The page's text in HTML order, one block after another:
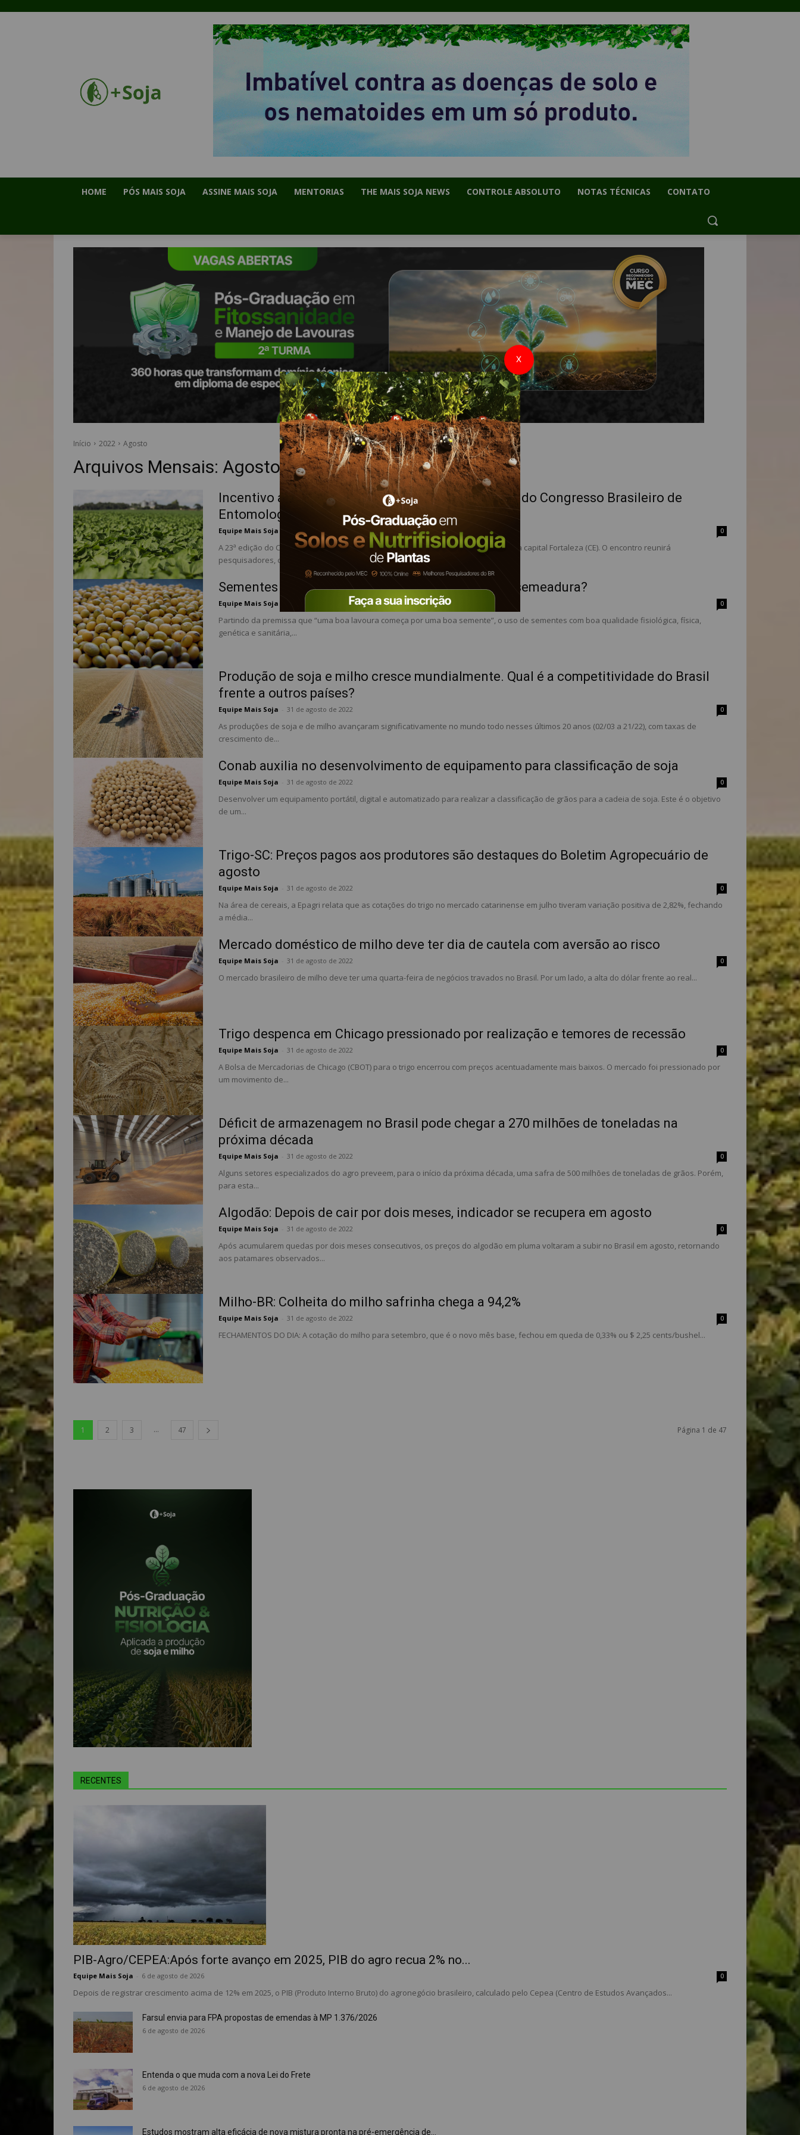
HOME PÓS MAIS SOJA ASSINE MAIS SOJA MENTORIAS THE MAIS SOJA NEWS CONTROLE ABSOLUTO NOTAS TÉCNICAS CONTATO
Início 2022 Agosto
Arquivos Mensais: Agosto, 2022
Incentivo ao Manejo Integrado de Pragas na pauta do Congresso Brasileiro de
Entomologia 2022
Equipe Mais Soja 31 de agosto de 2022 0
A 23ª edição do Congresso Brasileiro de Entomologia vai até o dia 2 de setembro, na capital Fortaleza (CE). O encontro reunirá
pesquisadores, companhias...
Sementes esverdeadas podem ser utilizadas para semeadura?
Equipe Mais Soja 31 de agosto de 2022 0
Partindo da premissa que “uma boa lavoura começa por uma boa semente”, o uso de sementes com boa qualidade fisiológica, física,
genética e sanitária,...
Produção de soja e milho cresce mundialmente. Qual é a competitividade do Brasil
frente a outros países?
Equipe Mais Soja 31 de agosto de 2022 0
As produções de soja e de milho avançaram significativamente no mundo todo nesses últimos 20 anos (02/03 a 21/22), com taxas de
crescimento de...
Conab auxilia no desenvolvimento de equipamento para classificação de soja
Equipe Mais Soja 31 de agosto de 2022 0
Desenvolver um equipamento portátil, digital e automatizado para realizar a classificação de grãos para a cadeia de soja. Este é o objetivo
de um...
Trigo-SC: Preços pagos aos produtores são destaques do Boletim Agropecuário de
agosto
Equipe Mais Soja 31 de agosto de 2022 0
Na área de cereais, a Epagri relata que as cotações do trigo no mercado catarinense em julho tiveram variação positiva de 2,82%, fechando
a média...
Mercado doméstico de milho deve ter dia de cautela com aversão ao risco
Equipe Mais Soja 31 de agosto de 2022 0
O mercado brasileiro de milho deve ter uma quarta-feira de negócios travados no Brasil. Por um lado, a alta do dólar frente ao real...
Trigo despenca em Chicago pressionado por realização e temores de recessão
Equipe Mais Soja 31 de agosto de 2022 0
A Bolsa de Mercadorias de Chicago (CBOT) para o trigo encerrou com preços acentuadamente mais baixos. O mercado foi pressionado por
um movimento de...
Déficit de armazenagem no Brasil pode chegar a 270 milhões de toneladas na
próxima década
Equipe Mais Soja 31 de agosto de 2022 0
Alguns setores especializados do agro preveem, para o início da próxima década, uma safra de 500 milhões de toneladas de grãos. Porém,
para esta...
Algodão: Depois de cair por dois meses, indicador se recupera em agosto
Equipe Mais Soja 31 de agosto de 2022 0
Após acumularem quedas por dois meses consecutivos, os preços do algodão em pluma voltaram a subir no Brasil em agosto, retornando
aos patamares observados...
Milho-BR: Colheita do milho safrinha chega a 94,2%
Equipe Mais Soja 31 de agosto de 2022 0
FECHAMENTOS DO DIA: A cotação do milho para setembro, que é o novo mês base, fechou em queda de 0,33% ou $ 2,25 cents/bushel...
1 2 3 ... 47 Página 1 de 47
RECENTES
PIB-Agro/CEPEA:Após forte avanço em 2025, PIB do agro recua 2% no...
Equipe Mais Soja 6 de agosto de 2026 0
Depois de registrar crescimento acima de 12% em 2025, o PIB (Produto Interno Bruto) do agronegócio brasileiro, calculado pelo Cepea (Centro de Estudos Avançados...
Farsul envia para FPA propostas de emendas à MP 1.376/2026
6 de agosto de 2026
Entenda o que muda com a nova Lei do Frete
6 de agosto de 2026
Estudos mostram alta eficácia de nova mistura pronta na pré-emergência de...
X